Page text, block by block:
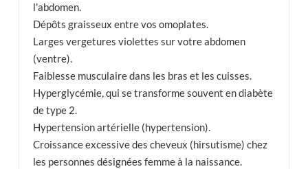
l'abdomen.
Dépôts graisseux entre vos omoplates.
Larges vergetures violettes sur votre abdomen
(ventre).
Faiblesse musculaire dans les bras et les cuisses.
Hyperglycémie, qui se transforme souvent en diabète
de type 2.
Hypertension artérielle (hypertension).
Croissance excessive des cheveux (hirsutisme) chez
les personnes désignées femme à la naissance.